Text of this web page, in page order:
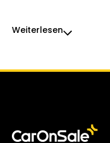
Weiterlesen